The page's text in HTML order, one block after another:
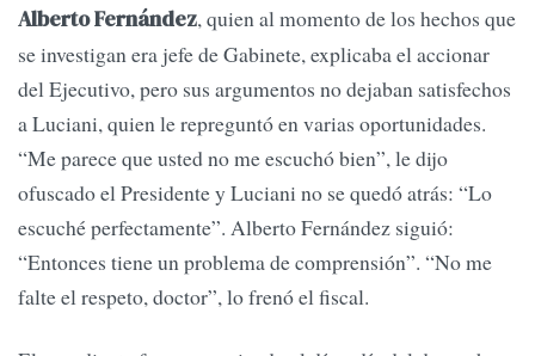
Alberto Fernández, quien al momento de los hechos que
se investigan era jefe de Gabinete, explicaba el accionar
del Ejecutivo, pero sus argumentos no dejaban satisfechos
a Luciani, quien le repreguntó en varias oportunidades.
“Me parece que usted no me escuchó bien”, le dijo
ofuscado el Presidente y Luciani no se quedó atrás: “Lo
escuché perfectamente”. Alberto Fernández siguió:
“Entonces tiene un problema de comprensión”. “No me
falte el respeto, doctor”, lo frenó el fiscal.